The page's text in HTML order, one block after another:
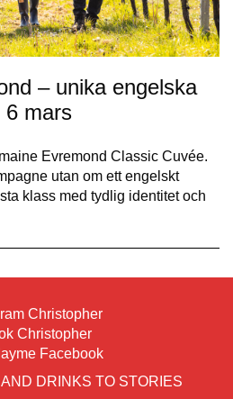
– unika engelska
6 mars
Evremond Classic Cuvée.
utan om ett engelskt
klass med tydlig identitet och
Christopher
Christopher
Facebook
DRINKS TO STORIES